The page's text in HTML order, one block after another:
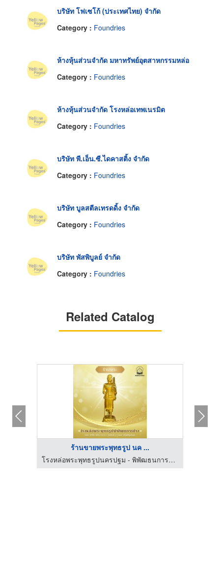
บริษัท โฟเซโก้ (ประเทศไทย) จำกัด
Category : Foundries
ห้างหุ้นส่วนจำกัด มหาทรัพย์อุตสาหกรรมหล่อ
Category : Foundries
ห้างหุ้นส่วนจำกัด โรงหล่อเทพเนรมิต
Category : Foundries
บริษัท พี.เอ็น.ซี.ไดคาสติ้ง จำกัด
Category : Foundries
บริษัท บูลสตีลเทรดดิ้ง จำกัด
Category : Foundries
บริษัท พัสพิบูลย์ จำกัด
Category : Foundries
Related Catalog
ร้านขายพระพุทธรูป นค ...
โรงหล่อพระพุทธรูปนครปฐม - พิพัฒธนการช่าง